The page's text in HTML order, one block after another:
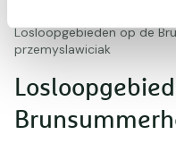
Losloopgebieden op de
przemyslawiciak